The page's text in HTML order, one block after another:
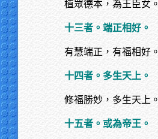
植眾德本，為王臣女。
十三者。端正相好。
有慧端正，有福相好。
十四者。多生天上。
修福勝妙，多生天上。
十五者。或為帝王。